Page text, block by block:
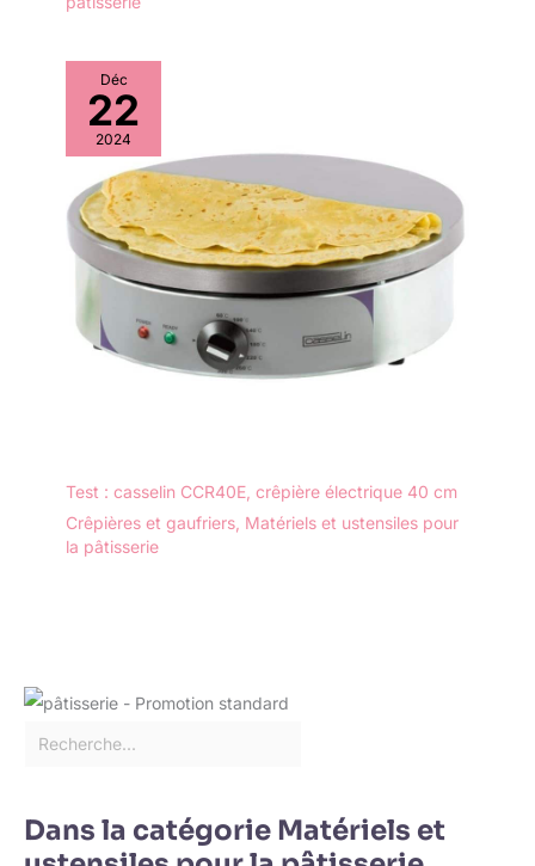
Déc
22
2024
Test : casselin CCR40E, crêpière électrique 40 cm
Crêpières et gaufriers, Matériels et ustensiles pour
la pâtisserie
Dans la catégorie Matériels et